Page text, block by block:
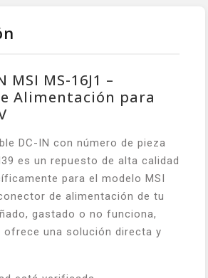
MSI MS-16J1 –
Alimentación para
DC-IN con número de pieza
es un repuesto de alta calidad
para el modelo MSI
de alimentación de tu
gastado o no funciona,
ofrece una solución directa y